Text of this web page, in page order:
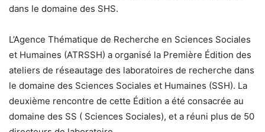
dans le domaine des SHS.
L’Agence Thématique de Recherche en Sciences Sociales
et Humaines (ATRSSH) a organisé la Première Édition des
ateliers de réseautage des laboratoires de recherche dans
le domaine des Sciences Sociales et Humaines (SSH). La
deuxième rencontre de cette Édition a été consacrée au
domaine des SS ( Sciences Sociales), et a réuni plus de 50